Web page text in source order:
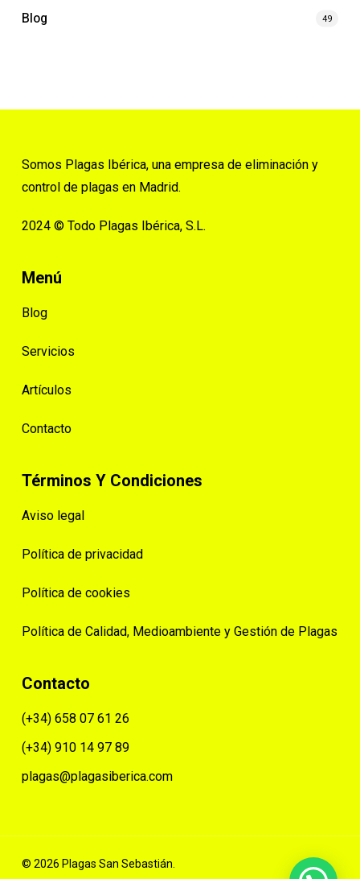
Blog 49
Somos Plagas Ibérica, una empresa de eliminación y
control de plagas en Madrid.
2024 © Todo Plagas Ibérica, S.L.
Menú
Blog
Servicios
Artículos
Contacto
Términos Y Condiciones
Aviso legal
Política de privacidad
Política de cookies
Política de Calidad, Medioambiente y Gestión de Plagas
Contacto
(+34) 658 07 61 26
(+34) 910 14 97 89
plagas@plagasiberica.com
© 2026 Plagas San Sebastián.